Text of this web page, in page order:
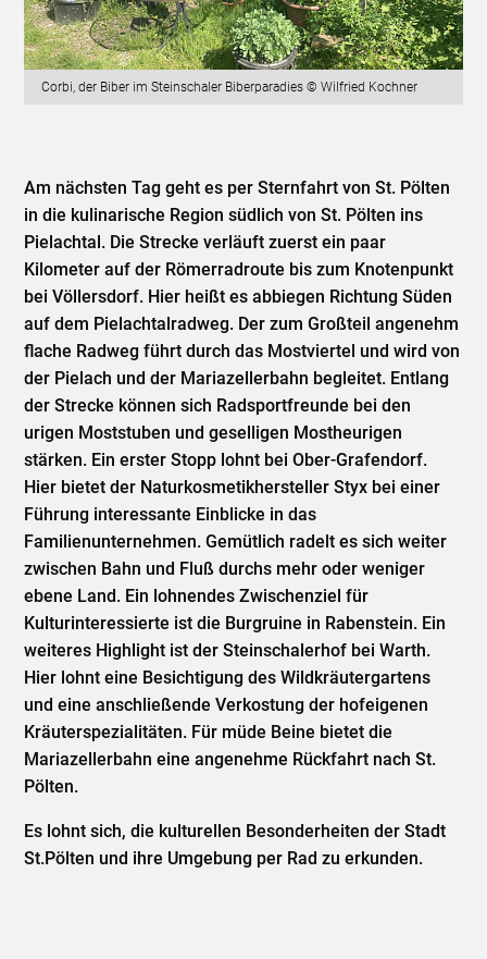
Corbi, der Biber im Steinschaler Biberparadies © Wilfried Kochner
Am nächsten Tag geht es per Sternfahrt von St. Pölten
in die kulinarische Region südlich von St. Pölten ins
Pielachtal. Die Strecke verläuft zuerst ein paar
Kilometer auf der Römerradroute bis zum Knotenpunkt
bei Völlersdorf. Hier heißt es abbiegen Richtung Süden
auf dem Pielachtalradweg. Der zum Großteil angenehm
flache Radweg führt durch das Mostviertel und wird von
der Pielach und der Mariazellerbahn begleitet. Entlang
der Strecke können sich Radsportfreunde bei den
urigen Moststuben und geselligen Mostheurigen
stärken. Ein erster Stopp lohnt bei Ober-Grafendorf.
Hier bietet der Naturkosmetikhersteller Styx bei einer
Führung interessante Einblicke in das
Familienunternehmen. Gemütlich radelt es sich weiter
zwischen Bahn und Fluß durchs mehr oder weniger
ebene Land. Ein lohnendes Zwischenziel für
Kulturinteressierte ist die Burgruine in Rabenstein. Ein
weiteres Highlight ist der Steinschalerhof bei Warth.
Hier lohnt eine Besichtigung des Wildkräutergartens
und eine anschließende Verkostung der hofeigenen
Kräuterspezialitäten. Für müde Beine bietet die
Mariazellerbahn eine angenehme Rückfahrt nach St.
Pölten.
Es lohnt sich, die kulturellen Besonderheiten der Stadt
St.Pölten und ihre Umgebung per Rad zu erkunden.